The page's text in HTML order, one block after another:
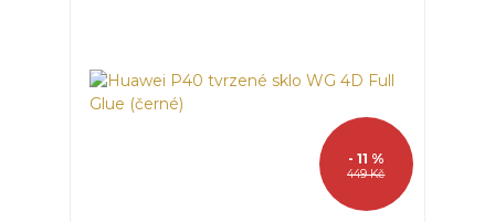
449 Kč
- 11 %